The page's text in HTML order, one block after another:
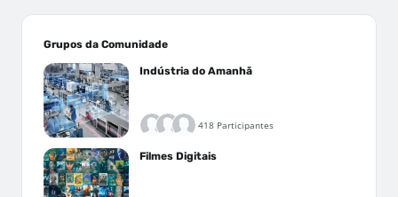
Grupos da Comunidade
Indústria do Amanhã
418 Participantes
Filmes Digitais